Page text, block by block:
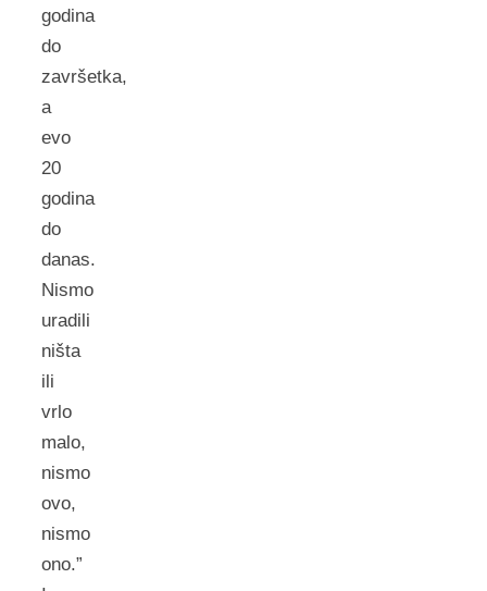
godina
do
završetka,
a
evo
20
godina
do
danas.
Nismo
uradili
ništa
ili
vrlo
malo,
nismo
ovo,
nismo
ono.”